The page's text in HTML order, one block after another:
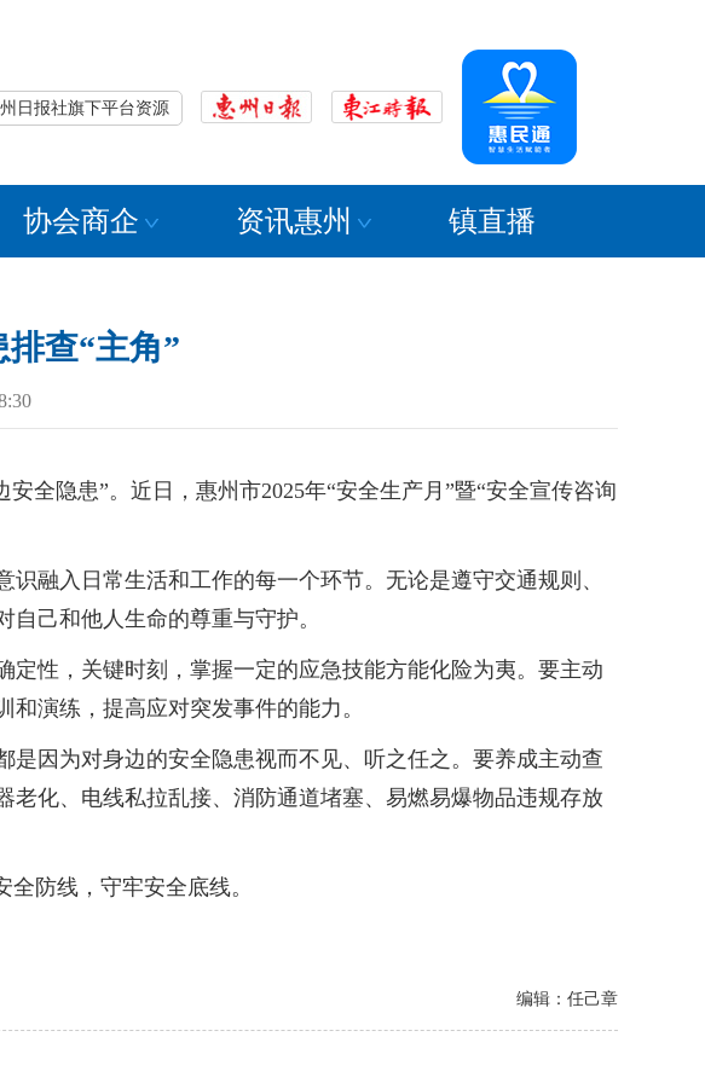
日报社旗下平台资源
协会商企 资讯惠州 镇直播
排查“主角”
全隐患”。近日，惠州市2025年“安全生产月”暨“安全宣传咨询
入日常生活和工作的每一个环节。无论是遵守交通规则、
己和他人生命的尊重与守护。
性，关键时刻，掌握一定的应急技能方能化险为夷。要主动
演练，提高应对突发事件的能力。
因为对身边的安全隐患视而不见、听之任之。要养成主动查
化、电线私拉乱接、消防通道堵塞、易燃易爆物品违规存放
防线，守牢安全底线。
编辑：任己章